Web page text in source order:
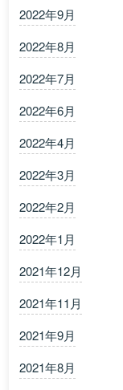
2022年9月
2022年8月
2022年7月
2022年6月
2022年4月
2022年3月
2022年2月
2022年1月
2021年12月
2021年11月
2021年9月
2021年8月